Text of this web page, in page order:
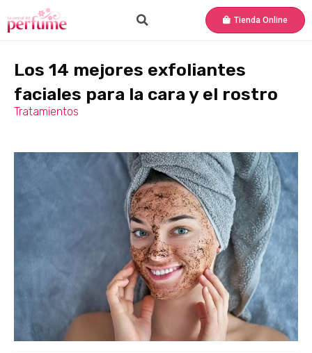
Tienda Online
Los 14 mejores exfoliantes
faciales para la cara y el rostro
Tratamientos